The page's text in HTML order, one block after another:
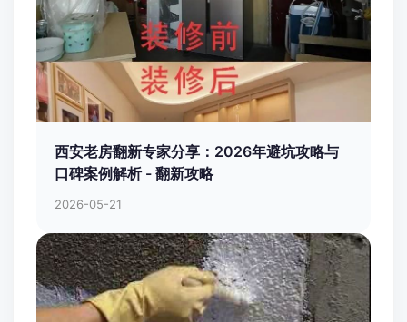
西安老房翻新专家分享：2026年避坑攻略与
口碑案例解析 - 翻新攻略
2026-05-21